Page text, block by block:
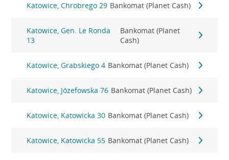
Katowice, Chrobrego 29 Bankomat (Planet Cash)
Katowice, Gen. Le Ronda
13
Bankomat (Planet
Cash)
Katowice, Grabskiego 4 Bankomat (Planet Cash)
Katowice, Józefowska 76 Bankomat (Planet Cash)
Katowice, Katowicka 30 Bankomat (Planet Cash)
Katowice, Katowicka 55 Bankomat (Planet Cash)